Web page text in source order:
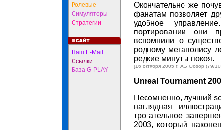
Ролевые
Симуляторы
Стратегии
Наш E-Mail
Ссылки
База G-PLAY
Окончательно же
фанатам позволяет
удобное
портировании они
вспомнили о
родному мегаполису
редкие минуты покоя.
[16 октября 2005 г. AG Обзор (79/
Unreal Tournament
Несомненно, лучший
наглядная
трогательное
2003, который